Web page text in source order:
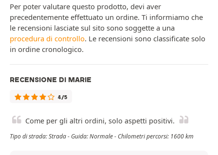
Per poter valutare questo prodotto, devi aver
precedentemente effettuato un ordine. Ti informiamo che
le recensioni lasciate sul sito sono soggette a una
procedura di controllo. Le recensioni sono classificate solo
in ordine cronologico.
RECENSIONE DI MARIE
4/5
Come per gli altri ordini, solo aspetti positivi.
Tipo di strada: Strada - Guida: Normale - Chilometri percorsi: 1600 km